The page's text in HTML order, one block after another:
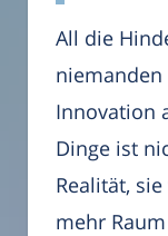
All die
Innovation
Dinge ist
Realität,
mehr